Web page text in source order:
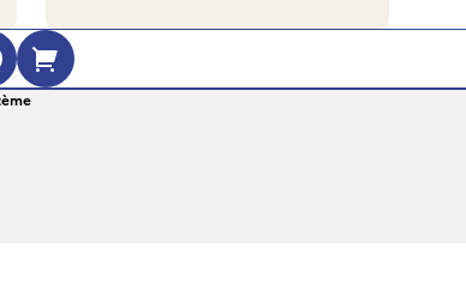
dans une nouvelle fenêtre)
dans une nouvelle fenêtre)
(s'ouvre dans une nouvelle
(s'ouvre dans une nouvelle
(s'ouvre dans une nouvelle
Boutique en ligne (s'ouvre